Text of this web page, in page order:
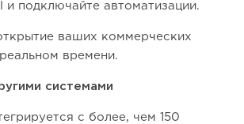
и подключайте автоматизации.
ваших коммерческих
времени.
системами
с более, чем 150